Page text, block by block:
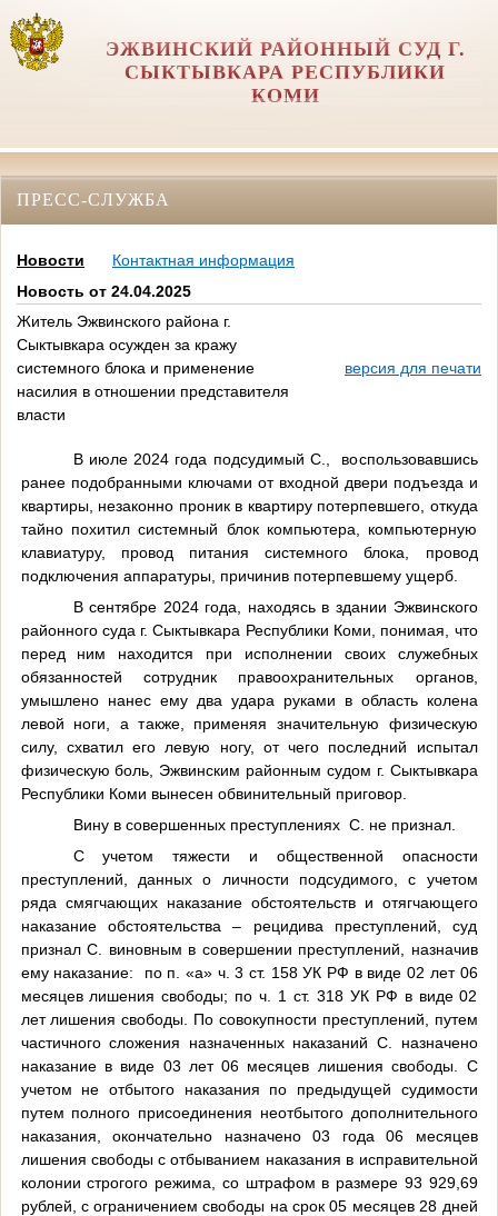
ЭЖВИНСКИЙ РАЙОННЫЙ СУД Г.
СЫКТЫВКАРА РЕСПУБЛИКИ
КОМИ
ПРЕСС-СЛУЖБА
Новости
Контактная информация
Новость от 24.04.2025
Житель Эжвинского района г.
Сыктывкара осужден за кражу
системного блока и применение
насилия в отношении представителя
власти
версия для печати
В июле 2024 года подсудимый С., воспользовавшись
ранее подобранными ключами от входной двери подъезда и
квартиры, незаконно проник в квартиру потерпевшего, откуда
тайно похитил системный блок компьютера, компьютерную
клавиатуру, провод питания системного блока, провод
подключения аппаратуры, причинив потерпевшему ущерб.
В сентябре 2024 года, находясь в здании Эжвинского
районного суда г. Сыктывкара Республики Коми, понимая, что
перед ним находится при исполнении своих служебных
обязанностей сотрудник правоохранительных органов,
умышлено нанес ему два удара руками в область колена
левой ноги, а также, применяя значительную физическую
силу, схватил его левую ногу, от чего последний испытал
физическую боль, Эжвинским районным судом г. Сыктывкара
Республики Коми вынесен обвинительный приговор.
Вину в совершенных преступлениях С. не признал.
С учетом тяжести и общественной опасности
преступлений, данных о личности подсудимого, с учетом
ряда смягчающих наказание обстоятельств и отягчающего
наказание обстоятельства – рецидива преступлений, суд
признал С. виновным в совершении преступлений, назначив
ему наказание: по п. «а» ч. 3 ст. 158 УК РФ в виде 02 лет 06
месяцев лишения свободы; по ч. 1 ст. 318 УК РФ в виде 02
лет лишения свободы. По совокупности преступлений, путем
частичного сложения назначенных наказаний С. назначено
наказание в виде 03 лет 06 месяцев лишения свободы. С
учетом не отбытого наказания по предыдущей судимости
путем полного присоединения неотбытого дополнительного
наказания, окончательно назначено 03 года 06 месяцев
лишения свободы с отбыванием наказания в исправительной
колонии строгого режима, со штрафом в размере 93 929,69
рублей, с ограничением свободы на срок 05 месяцев 28 дней